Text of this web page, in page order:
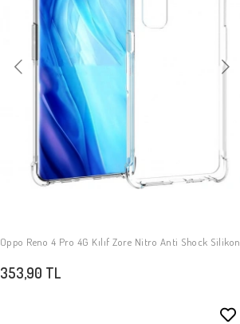
SEPETE EKLE
Oppo Reno 4 Pro 4G Kılıf Zore Nitro Anti Shock Silikon
353,90 TL